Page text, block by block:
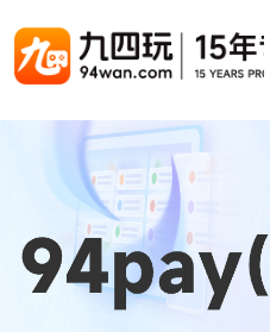
游戏联运系统
手游联运系统
千款游戏任意运营
页游联运系统
游戏库
手游列表
上千款游戏，款款吸金
游戏陪玩系统
游戏陪玩系统
变现模式多样(订单、礼物、招商加盟)
陪玩PC官网